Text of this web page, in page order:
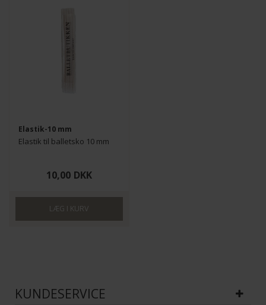
Elastik-10 mm
Elastik til balletsko 10 mm
10,00 DKK
KUNDESERVICE